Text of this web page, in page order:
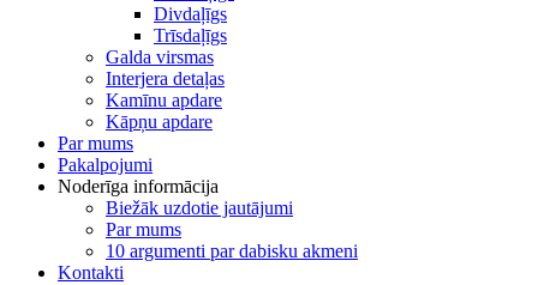
Divdaļīgs
Trīsdaļīgs
Galda virsmas
Interjera detaļas
Kamīnu apdare
Kāpņu apdare
Par mums
Pakalpojumi
Noderīga informācija
Biežāk uzdotie jautājumi
Par mums
10 argumenti par dabisku akmeni
Kontakti